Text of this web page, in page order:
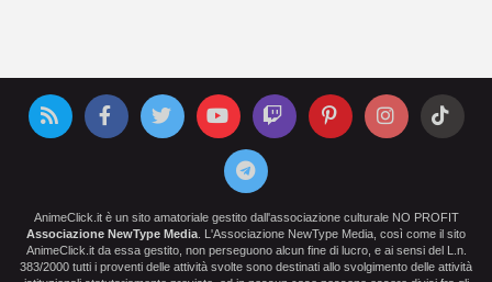
AnimeClick.it è un sito amatoriale gestito dall'associazione culturale NO PROFIT
Associazione NewType Media . L'Associazione NewType Media, così come il sito
AnimeClick.it da essa gestito, non perseguono alcun fine di lucro, e ai sensi del L.n.
383/2000 tutti i proventi delle attività svolte sono destinati allo svolgimento delle attività